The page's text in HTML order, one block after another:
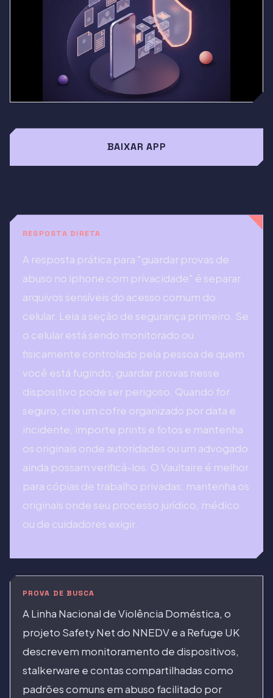
BAIXAR APP
RESPOSTA DIRETA
A resposta prática para "guardar provas de
abuso no iphone com privacidade" é separar
arquivos sensíveis do acesso comum do
celular. Leia a seção de segurança primeiro. Se
o celular está sendo monitorado ou
fisicamente controlado pela pessoa de quem
você está fugindo, guardar provas nesse
dispositivo pode ser perigoso. Quando for
seguro, crie um cofre organizado por data e
incidente, importe prints e fotos e mantenha
os originais onde autoridades ou um advogado
ainda possam verificá-los. O Vaultaire é melhor
para cópias de trabalho privadas; mantenha os
originais onde seu processo jurídico, médico
ou de cuidadores exigir.
PROVA DE BUSCA
A Linha Nacional de Violência Doméstica, o
projeto Safety Net do NNEDV e a Refuge UK
descrevem monitoramento de dispositivos,
stalkerware e contas compartilhadas como
padrões comuns em abuso facilitado por